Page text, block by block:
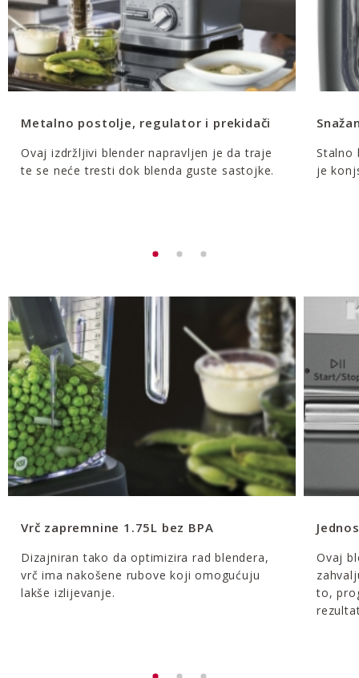
Metalno postolje, regulator i prekidači
Ovaj izdržljivi blender napravljen je da traje
te se neće tresti dok blenda guste sastojke.
Stalno
je
Vrč zapremnine 1.75L bez BPA
Dizajniran tako da optimizira rad blendera,
vrč ima nakošene rubove koji omogućuju
lakše izlijevanje.
Ovaj
to,